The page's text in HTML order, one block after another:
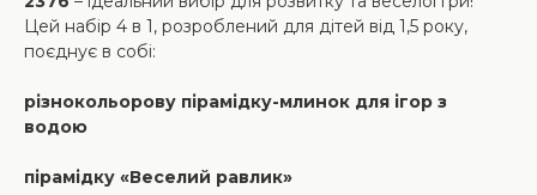
Цей набір 4 в 1, розроблений для дітей від 1,5 року,
поєднує в собі:
різнокольорову пірамідку-млинок для ігор з
водою
пірамідку «Веселий равлик»